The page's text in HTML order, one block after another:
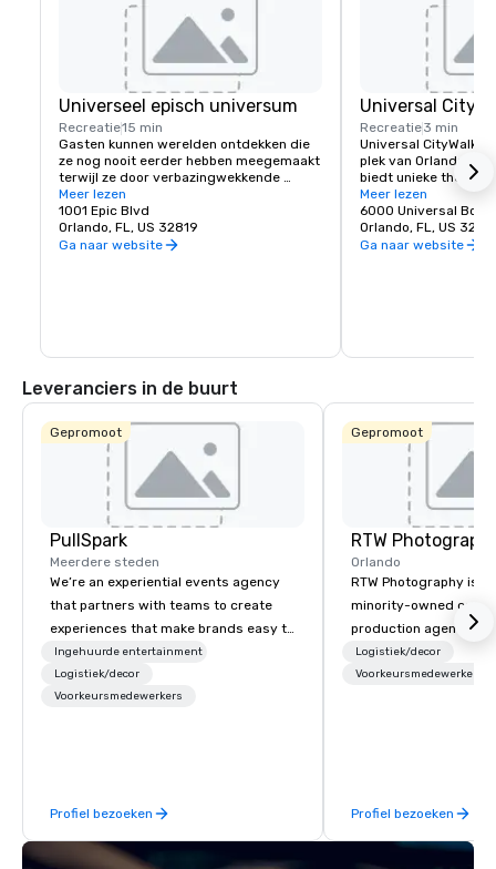
Universeel episch universum
Recreatie15 min
Gasten kunnen werelden ontdekken die
ze nog nooit eerder hebben meegemaakt
terwijl ze door verbazingwekkende
portalen stappen die hen meenemen
naar de opwinding van The Wizarding
World of Harry Potter™ - Ministry of
Magic™, SUPER NINTENDO WORLD™, How
Meer lezen
1001 Epic Blvd
Orlando, FL, US 32819
Ga naar website
Universal
Recreatie3 min
Universal CityWalk™
plek van Orlando
biedt unieke thema-
zijn voor alles, van
enorme ceremonies
locatie kan worden
behoeften met
Meer lezen
6000 Universal
Orlando, FL, US
Ga naar website
Leveranciers in de buurt
Gepromoot
PullSpark
Meerdere steden
We’re an experiential events agency
that partners with teams to create
experiences that make brands easy to
love and hard to forget. Most
companies already know what makes
them easy to love; we help teams
Ingehuurde entertainment
Logistiek/decor
Voorkeursmedewerkers
Profiel bezoeken
Gepromoot
RTW
Orlando
RTW Photography is
minority-owned
production agency
Orlando, with teams
Atlanta, Miami, and
lounges, photo
and our signature
Logistiek/decor
Voorkeursmedewerkers
Profiel bezoeken